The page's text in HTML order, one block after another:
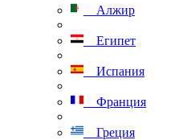
Алжир
Египет
Испания
Франция
Греция